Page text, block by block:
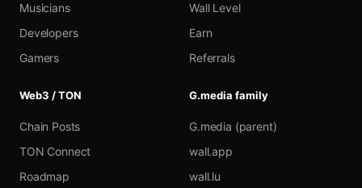
Musicians
Developers
Gamers
Wall Level
Earn
Referrals
Web3 / TON
Chain Posts
TON Connect
Roadmap
G.media family
G.media (parent)
wall.app
wall.lu